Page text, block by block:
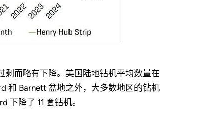
剩而略有下降。美国陆地钻机平均数量在
和 Barnett 盆地之外，大多数地区的钻机
下降了 11 套钻机。